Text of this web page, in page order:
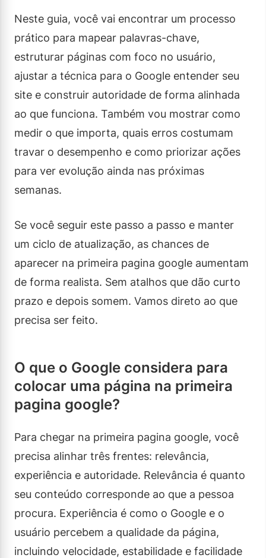
Neste guia, você vai encontrar um processo
prático para mapear palavras-chave,
estruturar páginas com foco no usuário,
ajustar a técnica para o Google entender seu
site e construir autoridade de forma alinhada
ao que funciona. Também vou mostrar como
medir o que importa, quais erros costumam
travar o desempenho e como priorizar ações
para ver evolução ainda nas próximas
semanas.
Se você seguir este passo a passo e manter
um ciclo de atualização, as chances de
aparecer na primeira pagina google aumentam
de forma realista. Sem atalhos que dão curto
prazo e depois somem. Vamos direto ao que
precisa ser feito.
O que o Google considera para
colocar uma página na primeira
pagina google?
Para chegar na primeira pagina google, você
precisa alinhar três frentes: relevância,
experiência e autoridade. Relevância é quanto
seu conteúdo corresponde ao que a pessoa
procura. Experiência é como o Google e o
usuário percebem a qualidade da página,
incluindo velocidade, estabilidade e facilidade